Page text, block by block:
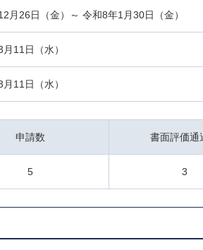
月26日（金）～ 令和8年1月30日（金）
11日（水）
11日（水）
申請数 書面評価通
5 3